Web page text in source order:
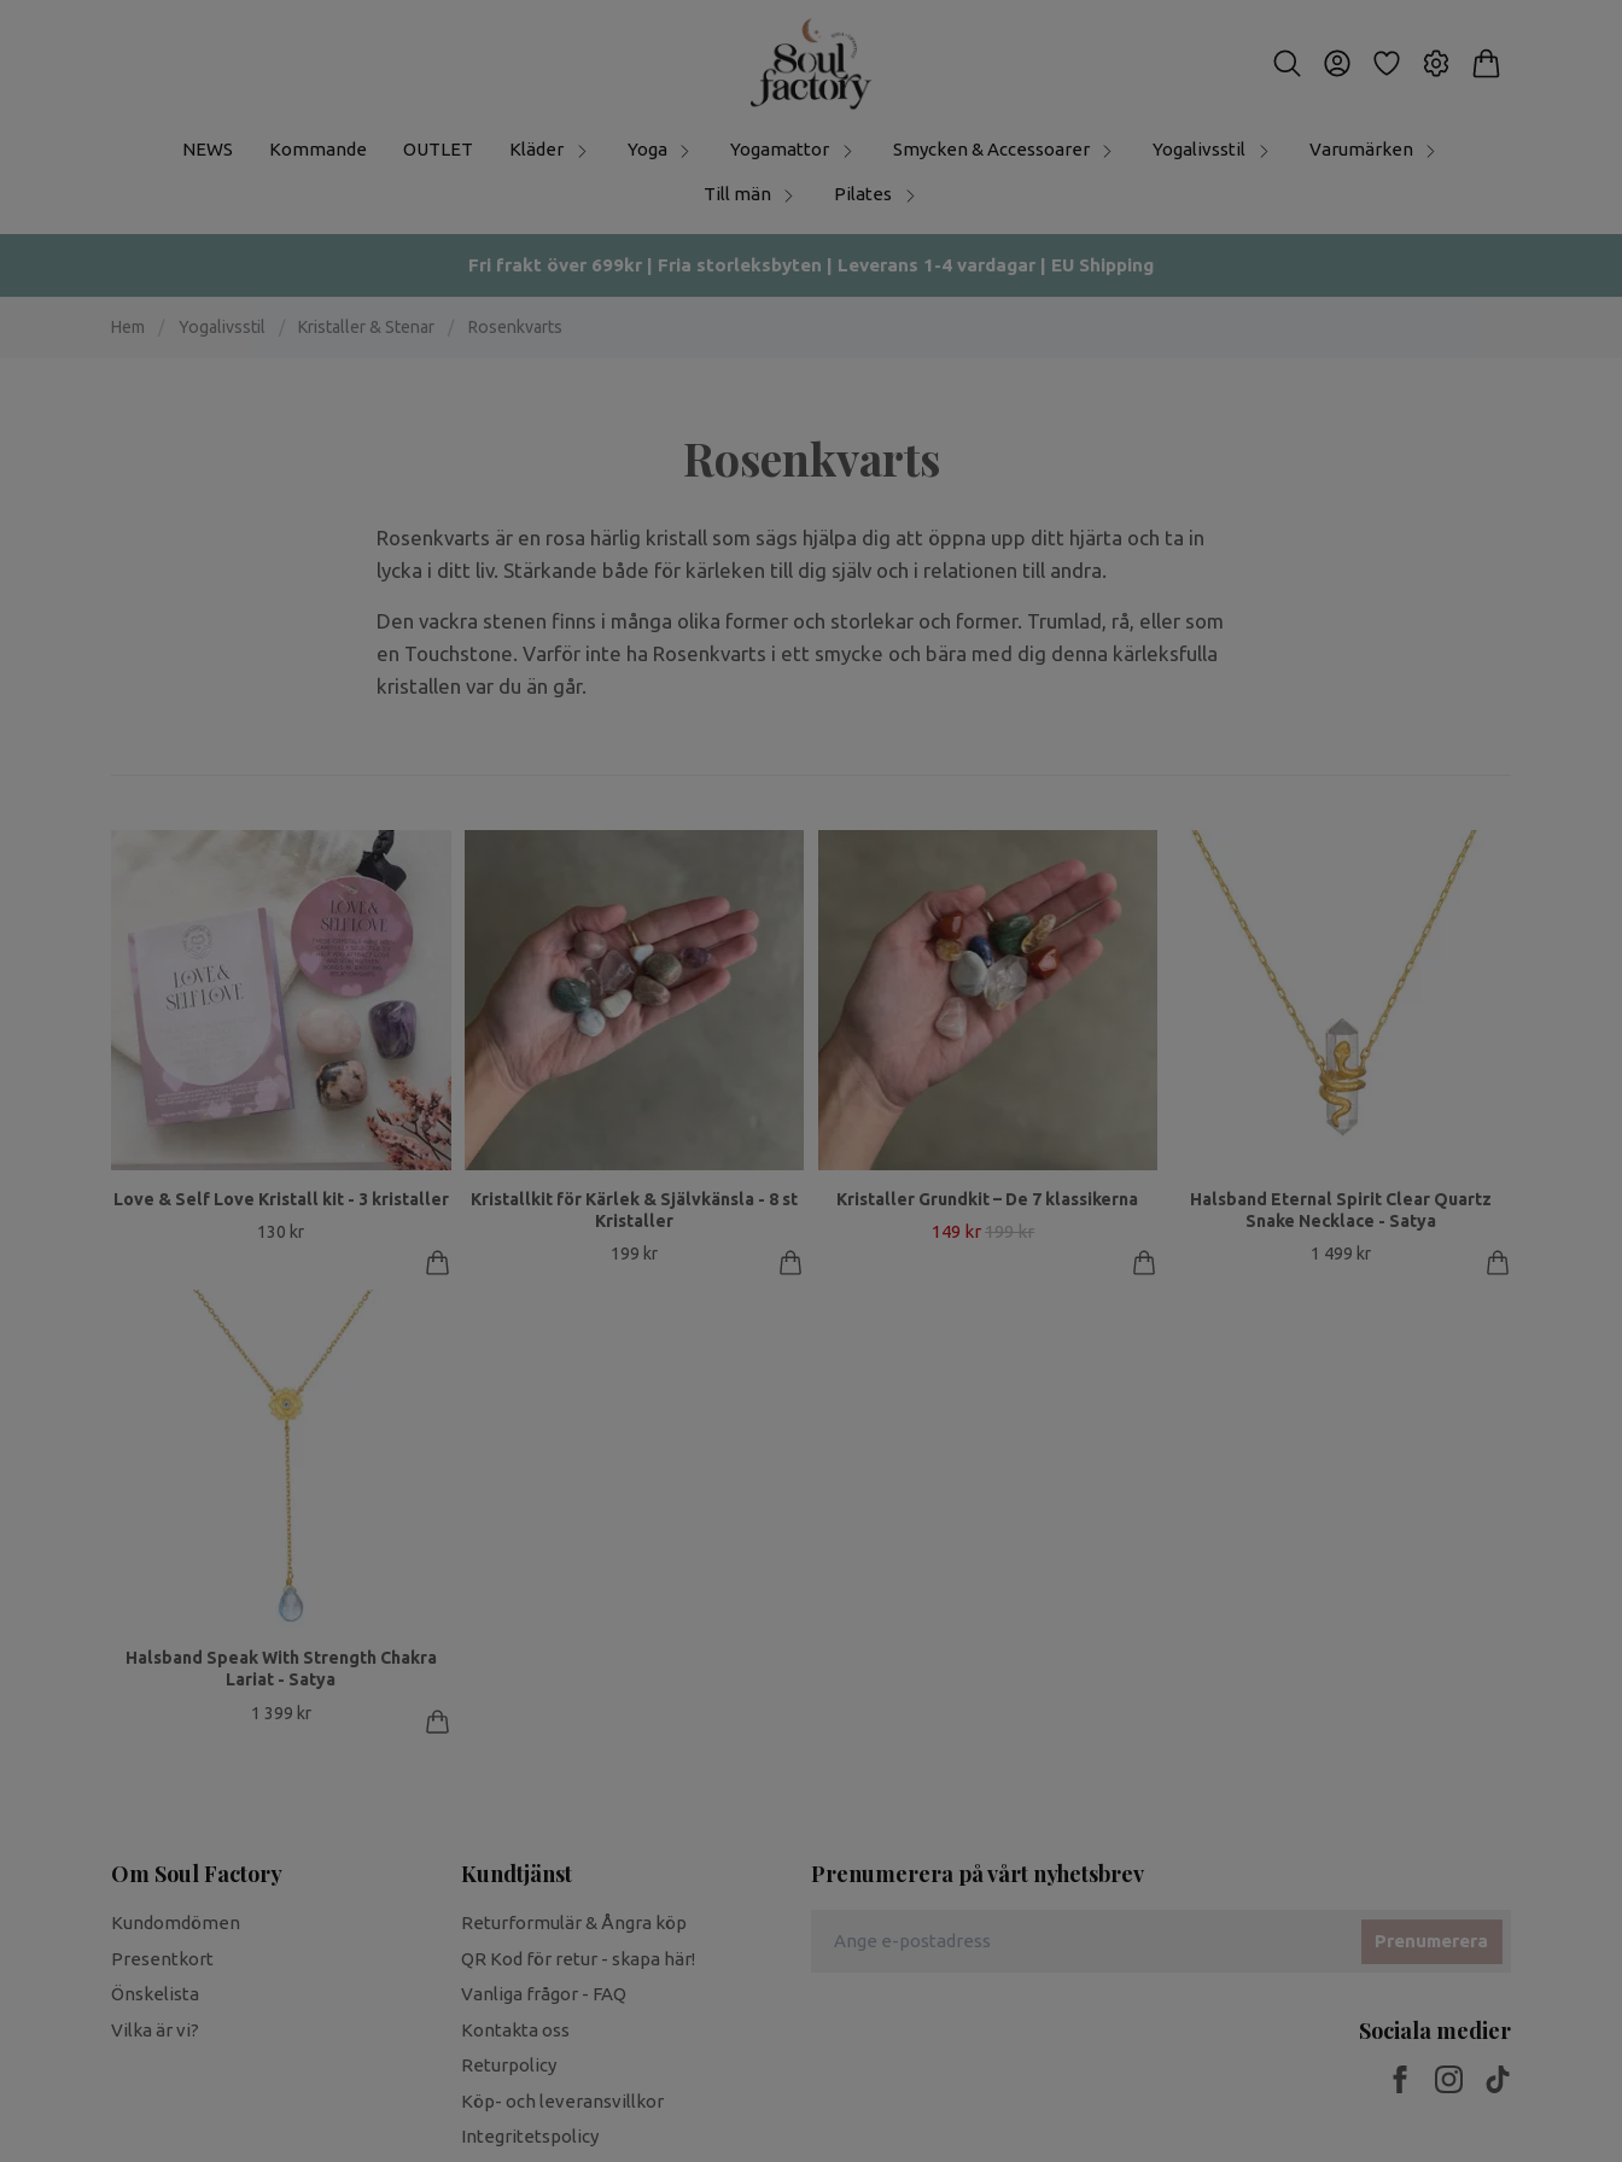
NEWS Kommande OUTLET Kläder Yoga Yogamattor Smycken & Accessoarer Yogalivsstil Varumärken
Till män Pilates
Fri frakt över 699kr | Fria storleksbyten | Leverans 1-4 vardagar | EU Shipping
Hem Yogalivsstil Kristaller & Stenar Rosenkvarts
Rosenkvarts
Rosenkvarts är en rosa härlig kristall som sägs hjälpa dig att öppna upp ditt hjärta och ta in
lycka i ditt liv. Stärkande både för kärleken till dig själv och i relationen till andra.
Den vackra stenen finns i många olika former och storlekar och former. Trumlad, rå, eller som
en Touchstone. Varför inte ha Rosenkvarts i ett smycke och bära med dig denna kärleksfulla
kristallen var du än går.
Love & Self Love Kristall kit - 3 kristaller
130 kr
Kristallkit för Kärlek & Självkänsla - 8 st
Kristaller
199 kr
Kristaller Grundkit – De 7 klassikerna
149 kr199 kr
Halsband Eternal Spirit Clear Quartz
Snake Necklace - Satya
1 499 kr
Halsband Speak With Strength Chakra
Lariat - Satya
1 399 kr
Om Soul Factory
Kundomdömen
Presentkort
Önskelista
Vilka är vi?
Kundtjänst
Returformulär & Ångra köp
QR Kod för retur - skapa här!
Vanliga frågor - FAQ
Kontakta oss
Returpolicy
Köp- och leveransvillkor
Integritetspolicy
Prenumerera på vårt nyhetsbrev
Prenumerera
Sociala medier